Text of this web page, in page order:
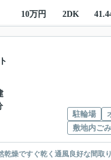
10万円 2DK
駐輪場
敷地内ご
燥ですぐ乾く通風良好な間取